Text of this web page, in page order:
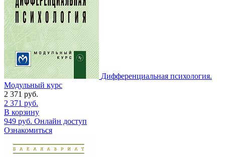
Дифференциальная психология.
Модульный курс
2 371 руб.
2 371 руб.
В корзину
949 руб. Онлайн доступ
Ознакомиться